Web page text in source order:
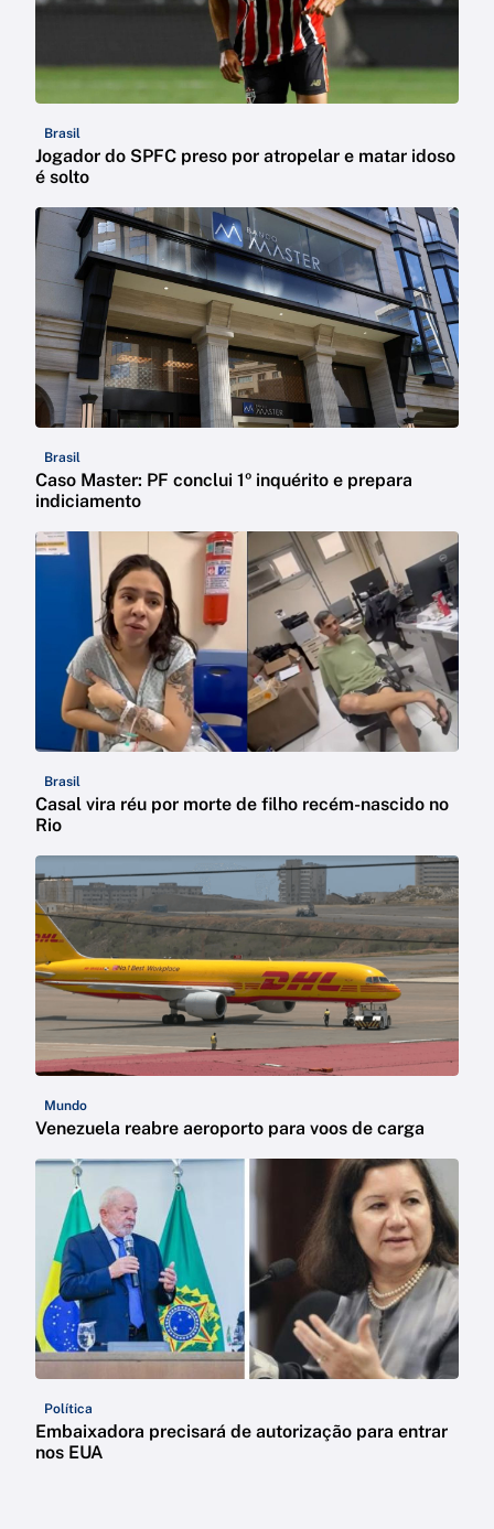
Brasil
Jogador do SPFC preso por atropelar e matar idoso
é solto
Brasil
Caso Master: PF conclui 1º inquérito e prepara
indiciamento
Brasil
Casal vira réu por morte de filho recém-nascido no
Rio
Mundo
Venezuela reabre aeroporto para voos de carga
Política
Embaixadora precisará de autorização para entrar
nos EUA